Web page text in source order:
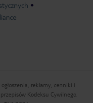
reklamy, cenniki i
Kodeksu Cywilnego.